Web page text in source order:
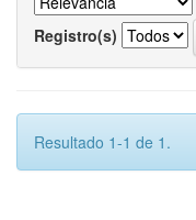
Registro(s)
Resultado 1-1 de 1.